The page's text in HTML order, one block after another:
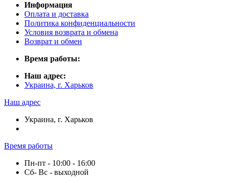
Информация
Оплата и доставка
Политика конфиденциальности
Условия возврата и обмена
Возврат и обмен
Время работы:
Наш адрес:
Украина, г. Харьков
Наш адрес
Украина, г. Харьков
Время работы
Пн-пт - 10:00 - 16:00
Сб- Вс - выходной